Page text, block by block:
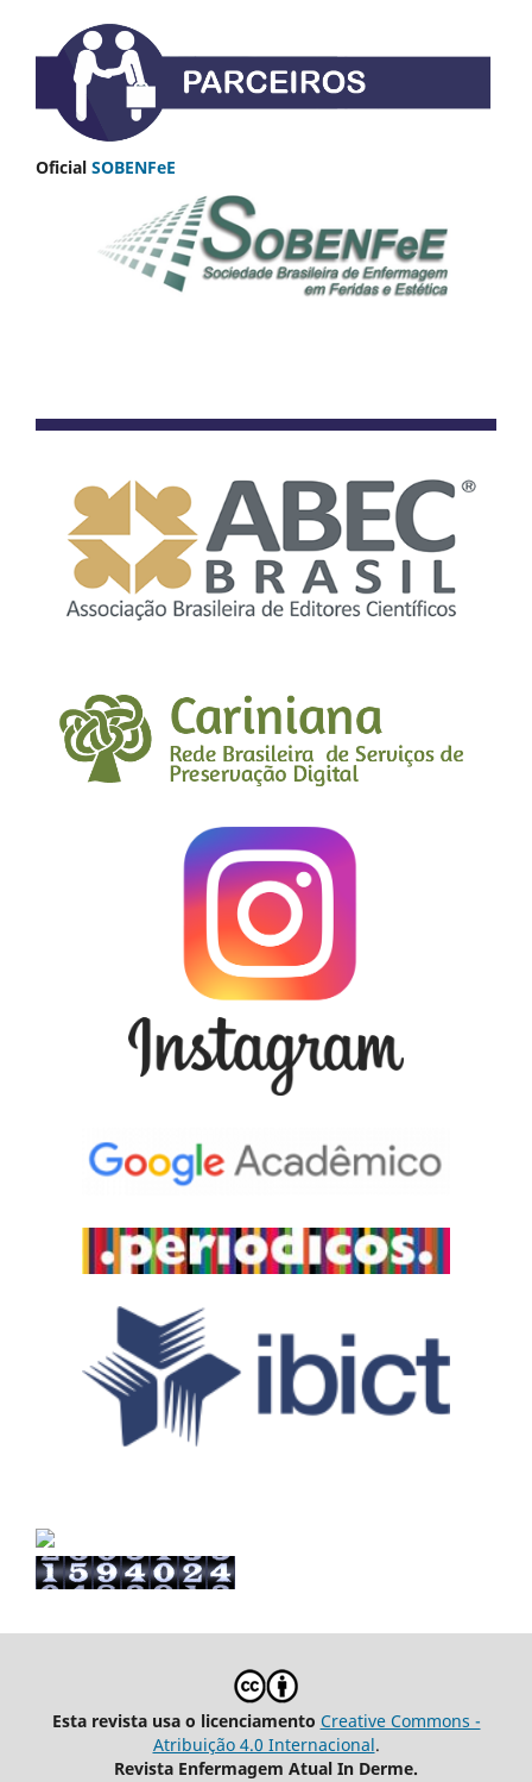
Oficial SOBENFeE
Esta revista usa o licenciamento Creative Commons -
Atribuição 4.0 Internacional.
Revista Enfermagem Atual In Derme.